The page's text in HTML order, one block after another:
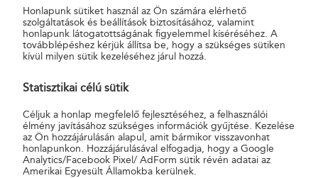
A csomagfeladást követő munkanapon már a címzettnél
csönget a futár.
Mely településeken kérhető a háznál történő
kérhető. A települések listájátide kattintvatalálod. A
csomagfelvételt ellátó kijelölt postahelyek telefonszáma a lista 2.
oszlopában szerepel.
Honlapunk sütiket használ az Ön számára elérhető
szolgáltatások és beállítások biztosításához, valamint
honlapunk látogatottságának figyelemmel kíséréséhez. A
továbblépéshez kérjük állítsa be, hogy a szükséges sütiken
kívül milyen sütik kezeléséhez járul hozzá.
Statisztikai célú sütik
Céljuk a honlap megfelelő fejlesztéséhez, a felhasználói
élmény javításához szükséges információk gyűjtése. Kezelése
az Ön hozzájárulásán alapul, amit bármikor visszavonhat
honlapunkon. Hozzájárulásával elfogadja, hogy a Google
Analytics/Facebook Pixel/ AdForm sütik révén adatai az
Amerikai Egyesült Államokba kerülnek.